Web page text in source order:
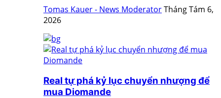
Tomas Kauer - News ModeratorTháng Tám 6,
2026
Real tự phá kỷ lục chuyển nhượng để
mua Diomande